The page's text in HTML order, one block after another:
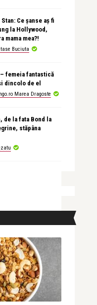
Ce șanse aș fi
la Hollywood,
mama mea?!
Buciuta
– femeia fantastică
dincolo de el
Marea Dragoste
de la fata Bond la
stăpâna